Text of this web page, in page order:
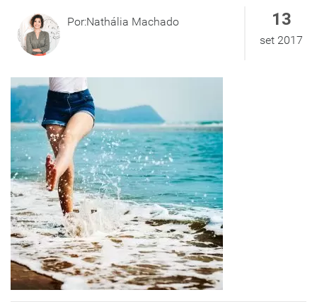
Por:Nathália Machado 13
set 2017